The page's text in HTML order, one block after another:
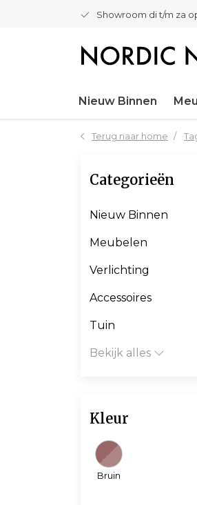
Showroom di t/m za
Nieuw Binnen
Terug naar home
Categorieën
Nieuw Binnen
Meubelen
Verlichting
Accessoires
Tuin
Bekijk alles
Kleur
Bruin